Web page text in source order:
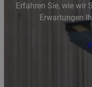
Erfahren Sie, wie wir
Erwartungen